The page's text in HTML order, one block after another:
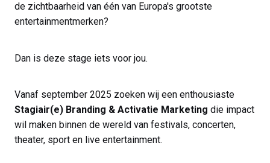
de zichtbaarheid van één van Europa's grootste
entertainmentmerken?
Dan is deze stage iets voor jou.
Vanaf september 2025 zoeken wij een enthousiaste
Stagiair(e) Branding & Activatie Marketing die impact
wil maken binnen de wereld van festivals, concerten,
theater, sport en live entertainment.